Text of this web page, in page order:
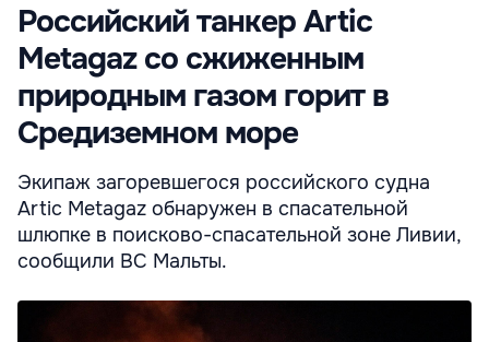
Российский танкер Artic
Metagaz со сжиженным
природным газом горит в
Средиземном море
Экипаж загоревшегося российского судна
Artic Metagaz обнаружен в спасательной
шлюпке в поисково-спасательной зоне Ливии,
сообщили ВС Мальты.